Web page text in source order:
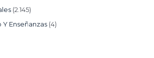
(2.145)
Enseñanzas (4)